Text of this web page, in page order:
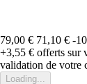
79,00 € 71,10 € -
+3,55 € offerts sur
validation de votre
Loading...